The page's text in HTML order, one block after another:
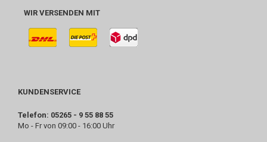
WIR VERSENDEN MIT
KUNDENSERVICE
Telefon: 05265 - 9 55 88 55
Mo - Fr von 09:00 - 16:00 Uhr